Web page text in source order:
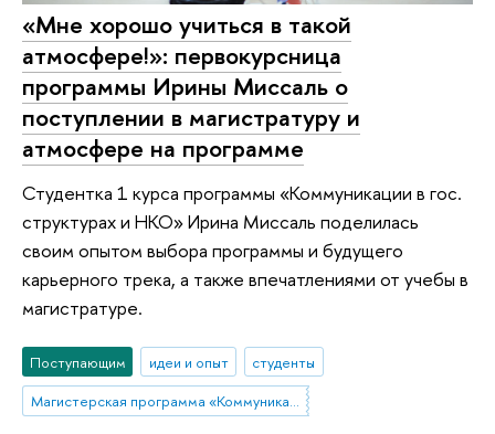
«Мне хорошо учиться в такой
атмосфере!»: первокурсница
программы Ирины Миссаль о
поступлении в магистратуру и
атмосфере на программе
Студентка 1 курса программы «Коммуникации в гос.
структурах и НКО» Ирина Миссаль поделилась
своим опытом выбора программы и будущего
карьерного трека, а также впечатлениями от учебы в
магистратуре.
Поступающим идеи и опыт
студенты
Магистерская программа «Коммуникации в государственных структурах и НКО»